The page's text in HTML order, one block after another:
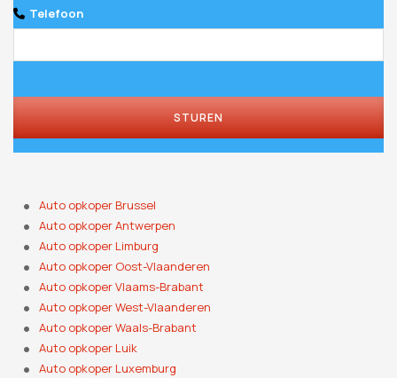
Telefoon
STUREN
Auto opkoper Brussel
Auto opkoper Antwerpen
Auto opkoper Limburg
Auto opkoper Oost-Vlaanderen
Auto opkoper Vlaams-Brabant
Auto opkoper West-Vlaanderen
Auto opkoper Waals-Brabant
Auto opkoper Luik
Auto opkoper Luxemburg